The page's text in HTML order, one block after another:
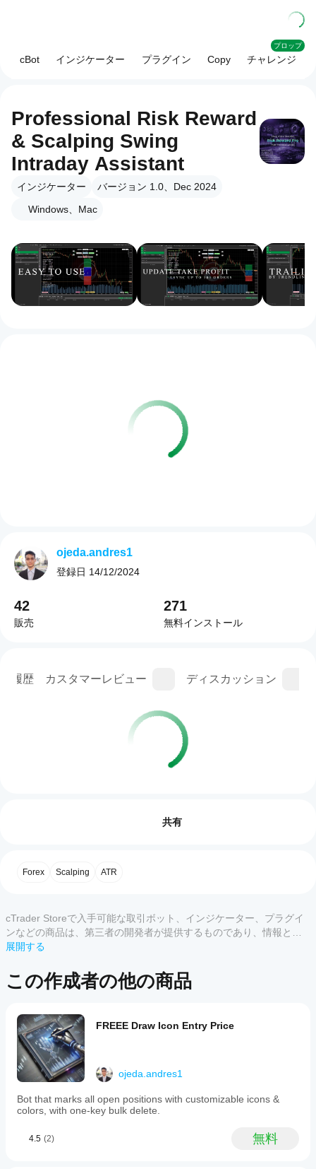
cBot インジケーター プラグイン Copy チャレンジ
プロップ
Professional Risk Reward
& Scalping Swing
Intraday Assistant
インジケーター
バージョン 1.0、Dec 2024
Windows、Mac
履歴 カスタマーレビュー ディスカッション
カスタマーレビュー
この
商品
レビ
りま
せ
ん。
お使
いに
なっ
たこ
とが
を開
うす
れば
よい
か？
ーをイ
ンスト
ールし
たら、
インス
タンス
を追加
する
クニカ
インジ
ケータ
ーをサ
ポート
してい
どの
cTrader
アプリ
です
共有
Forex Scalping ATR
cTrader Storeで入手可能な取引ボット、インジケーター、プラグイ
ンなどの商品は、第三者の開発者が提供するものであり、情報と技
術の取得のみを目的としてご利用いただけます。cTrader Storeはブ
パフォーマンスを保証することもありません。
展開する
この作成者の他の商品
FREEE Draw Icon Entry Price
ojeda.andres1
Bot that marks all open positions with customizable icons &
colors, with one-key bulk delete.
4.5 (2) 無料
ojeda.andres1
登録日 14/12/2024
42
販売
271
無料インストール